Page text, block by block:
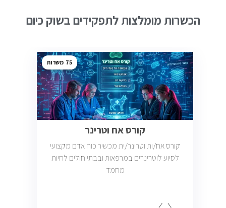
הכשרות מומלצות לתפקידים בשוק כיום
75
קורס אח וטרינר
קורס אח/ות וטרינר/ית מכשיר כוח אדם מקצועי
לסיוע לוטרינרים במרפאות ובבתי חולים לחיות
מחמד